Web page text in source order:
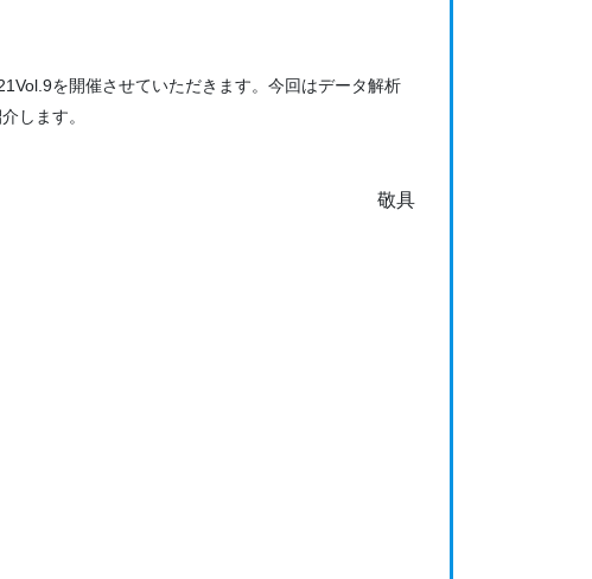
を開催させていただきます。今回はデータ解析
します。
敬具